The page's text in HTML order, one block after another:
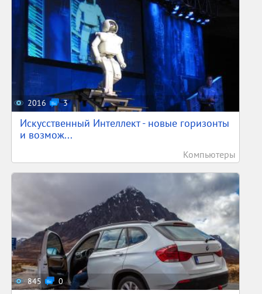
2016 3
Искусственный Интеллект - новые горизонты
и возмож...
Компьютеры
845 0